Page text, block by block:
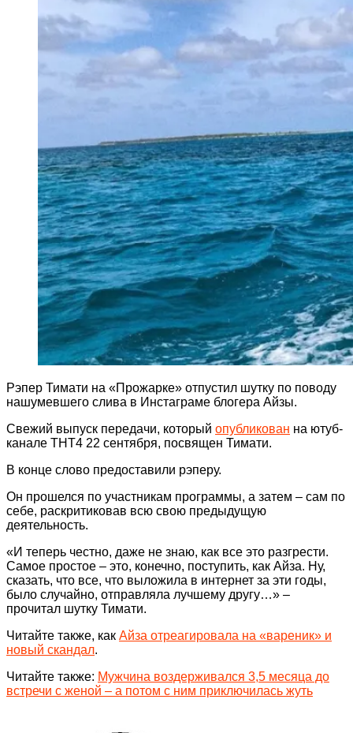
Рэпер Тимати на «Прожарке» отпустил шутку по поводу
нашумевшего слива в Инстаграме блогера Айзы.
Свежий выпуск передачи, который опубликован на ютуб-
канале ТНТ4 22 сентября, посвящен Тимати.
В конце слово предоставили рэперу.
Он прошелся по участникам программы, а затем – сам по
себе, раскритиковав всю свою предыдущую
деятельность.
«И теперь честно, даже не знаю, как все это разгрести.
Самое простое – это, конечно, поступить, как Айза. Ну,
сказать, что все, что выложила в интернет за эти годы,
было случайно, отправляла лучшему другу…» –
прочитал шутку Тимати.
Читайте также, как Айза отреагировала на «вареник» и
новый скандал.
Читайте также: Мужчина воздерживался 3,5 месяца до
встречи с женой – а потом с ним приключилась жуть